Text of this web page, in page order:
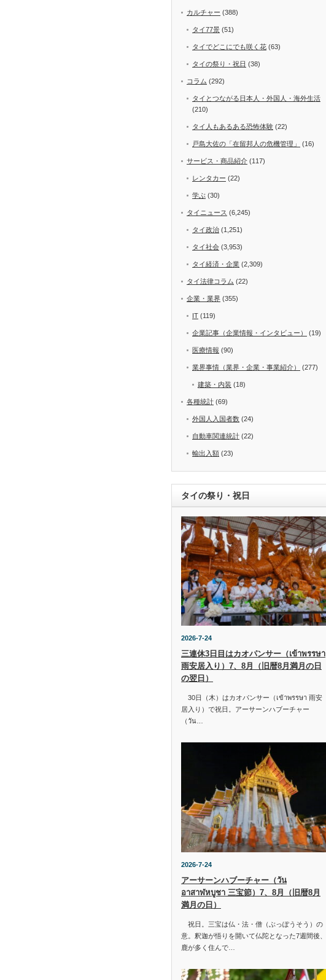
カルチャー (388)
タイ77景 (51)
タイでどこにでも咲く花 (63)
タイの祭り・祝日 (38)
コラム (292)
タイとつながる日本人・外国人・海外生活
(210)
タイ人もあるある恐怖体験 (22)
戸島大佐の「在留邦人の危機管理」 (16)
サービス・商品紹介 (117)
レンタカー (22)
学ぶ (30)
タイニュース (6,245)
タイ政治 (1,251)
タイ社会 (3,953)
タイ経済・企業 (2,309)
タイ法律コラム (22)
企業・業界 (355)
IT (119)
企業記事（企業情報・インタビュー） (19)
医療情報 (90)
業界事情（業界・企業・事業紹介） (277)
建築・内装 (18)
各種統計 (69)
外国人入国者数 (24)
自動車関連統計 (22)
輸出入額 (23)
タイの祭り・祝日
2026-7-24
三連休3日目はカオパンサー（เข้าพรรษา
雨安居入り）7、8月（旧暦8月満月の日
の翌日）
30日（木）はカオパンサー（เข้าพรรษา 雨安
居入り）で祝日。アーサーンハブーチャー
（วัน…
2026-7-24
アーサーンハブーチャー（วัน
อาสาฬหบูชา 三宝節）7、8月（旧暦8月
満月の日）
祝日。三宝は仏・法・僧（ぶっぽうそう）の
意。釈迦が悟りを開いて仏陀となった7週間後、
鹿が多く住んで…